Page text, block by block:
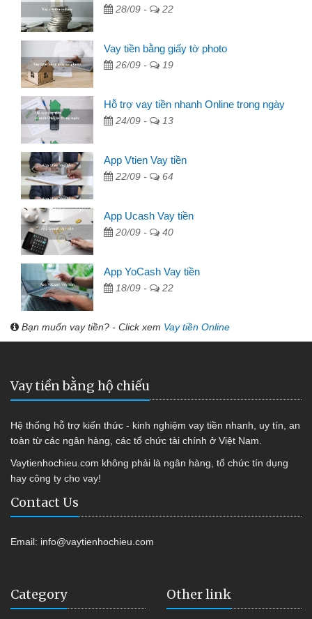
28/09 - 22
Vay tiền bằng giấy tờ photo
26/09 - 19
Hỗ trợ vay tiền nhanh Online trong ngày
24/09 - 13
App Vtien Vay tiền
22/09 - 64
App Ucash Vay tiền
20/09 - 40
App YoCash Vay tiền
18/09 - 22
Bạn muốn vay tiền? - Click xem Vay tiền Online
Vay tiền bằng hộ chiếu
Hệ thống hỗ trợ kiến thức - kinh nghiệm vay tiền nhanh, uy tín, an
toàn từ các ngân hàng, các tổ chức tài chính ở Việt Nam.
Vaytienhochieu.com không phải là ngân hàng, tổ chức tín dụng
hay công ty cho vay!
Contact Us
Email: info@vaytienhochieu.com
Category Other link